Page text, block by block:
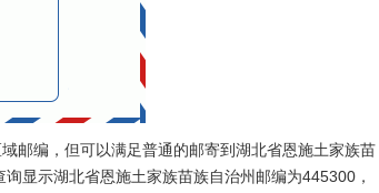
邮编，但可以满足普通的邮寄到湖北省恩施土家族苗
显示湖北省恩施土家族苗族自治州邮编为445300，